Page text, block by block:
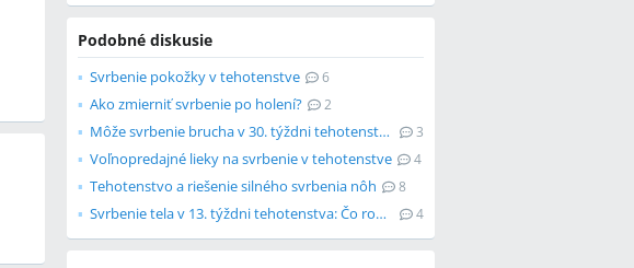
Podobné diskusie
Svrbenie pokožky v tehotenstve 6
Ako zmierniť svrbenie po holení? 2
Môže svrbenie brucha v 30. týždni tehotenstva signalizovať alergiu? 3
Voľnopredajné lieky na svrbenie v tehotenstve 4
Tehotenstvo a riešenie silného svrbenia nôh 8
Svrbenie tela v 13. týždni tehotenstva: Čo robiť? 4